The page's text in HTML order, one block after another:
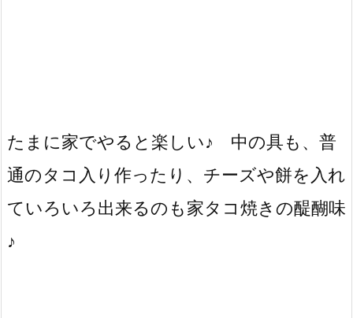
たまに家でやると楽しい♪ 中の具も、普
通のタコ入り作ったり、チーズや餅を入れ
ていろいろ出来るのも家タコ焼きの醍醐味
♪